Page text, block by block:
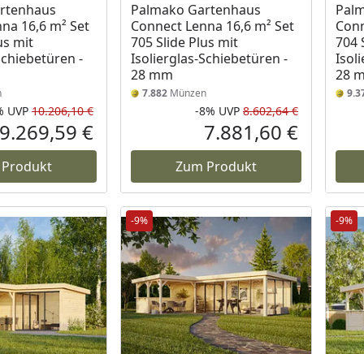
16,6 m² Set
mit
-
Rabatt in Prozent
Ursprünglicher Preis
UVP 10.206,10 €
Aktueller Preis
9.269,59 €
Palmako Gartenhaus
Connect Lenna 16,6 m² Set
705 Slide Plus mit
Isolierglas-Schiebetüren -
28 mm
7.882 Münzen
Rabatt in
-8% UVP 8.602,64 €
Aktueller
7.881,60 €
Zum Produkt
704
28
-9% -9%